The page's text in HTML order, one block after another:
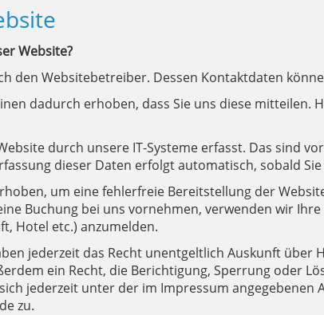
Website?
den Websitebetreiber. Dessen Kontaktdaten
dadurch erhoben, dass Sie uns diese mitteilen.
durch unsere IT-Systeme erfasst. Das sind
dieser Daten erfolgt automatisch, sobald
um eine fehlerfreie Bereitstellung der
Buchung bei uns vornehmen, verwenden wir
Hotel etc.) anzumelden.
jederzeit das Recht unentgeltlich Auskunft über
ein Recht, die Berichtigung, Sperrung oder
jederzeit unter der im Impressum angegebenen
zu.